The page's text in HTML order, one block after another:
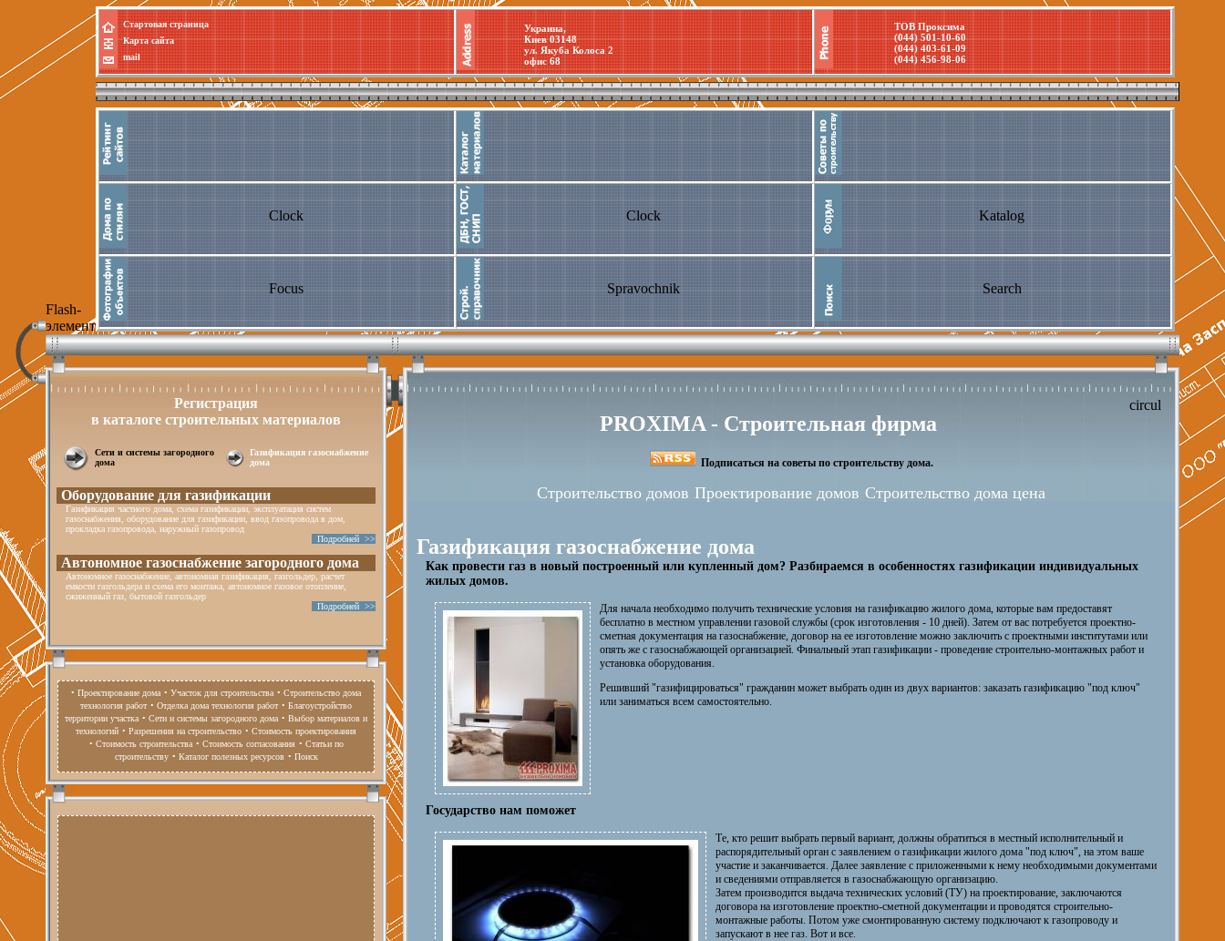
Flash-
элемент
Стартовая страница
Карта сайта
mail
Украина,
Киев 03148
ул. Якуба Колоса 2
офис 68
ТОВ Проксима
(044) 501-10-60
(044) 403-61-09
(044) 456-98-06
Clock Clock Katalog
Focus Spravochnik Search
Регистрация
в каталоге строительных материалов
Сети и системы загородного
дома
Газификация газоснабжение
дома
Оборудование для газификации
Газификация частного дома, схема газификации, эксплуатация систем
газоснабжения, оборудование для газификации, ввод газопровода в дом,
прокладка газопровода, наружный газопровод
Подробней >>
Автономное газоснабжение загородного дома
Автономное газоснабжение, автономная газификация, газгольдер, расчет
емкости газгольдера и схема его монтажа, автономное газовое отопление,
сжиженный газ, бытовой газгольдер
Подробней >>
• Проектирование дома • Участок для строительства • Строительство дома
технология работ • Отделка дома технология работ • Благоустройство
территории участка • Сети и системы загородного дома • Выбор материалов и
технологий • Разрешения на строительство • Стоимость проектирования
• Стоимость строительства • Стоимость согласования • Статьи по
строительству • Каталог полезных ресурсов • Поиск
circul
PROXIMA - Строительная фирма
Подписаться на советы по строительству дома.
Строительство домов Проектирование домов Строительство дома цена
Газификация газоснабжение дома
Как провести газ в новый построенный или купленный дом? Разбираемся в особенностях газификации индивидуальных
жилых домов.
Для начала необходимо получить технические условия на газификацию жилого дома, которые вам предоставят
бесплатно в местном управлении газовой службы (срок изготовления - 10 дней). Затем от вас потребуется проектно-
сметная документация на газоснабжение, договор на ее изготовление можно заключить с проектными институтами или
опять же с газоснабжающей организацией. Финальный этап газификации - проведение строительно-монтажных работ и
установка оборудования.
Решивший "газифицироваться" гражданин может выбрать один из двух вариантов: заказать газификацию "под ключ"
или заниматься всем самостоятельно.
Государство нам поможет
Те, кто решит выбрать первый вариант, должны обратиться в местный исполнительный и
распорядительный орган с заявлением о газификации жилого дома "под ключ", на этом ваше
участие и заканчивается. Далее заявление с приложенными к нему необходимыми документами
и сведениями отправляется в газоснабжающую организацию.
Затем производится выдача технических условий (ТУ) на проектирование, заключаются
договора на изготовление проектно-сметной документации и проводятся строительно-
монтажные работы. Потом уже смонтированную систему подключают к газопроводу и
запускают в нее газ. Вот и все.